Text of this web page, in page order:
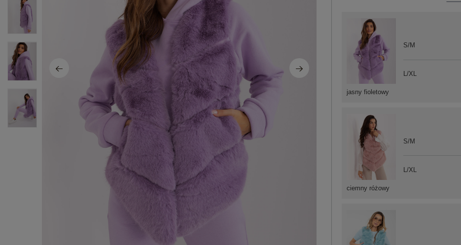
ciemny różowy
S/M
L/XL
jasny fioletowy
S/M
L/XL